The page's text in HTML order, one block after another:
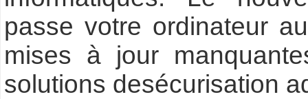
passe votre ordinateur
mises à jour
solutions desécurisation